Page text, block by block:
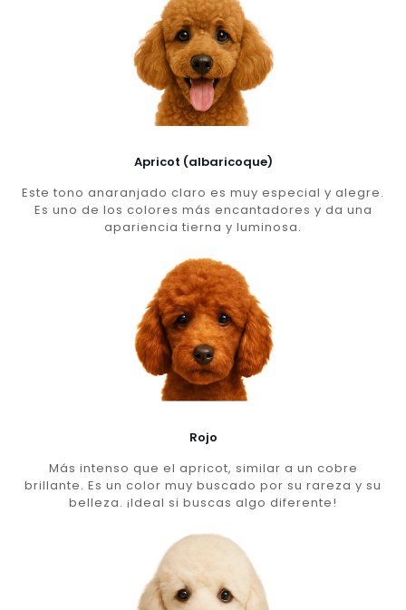
Apricot (albaricoque)
Este tono anaranjado claro es muy especial y alegre.
Es uno de los colores más encantadores y da una
apariencia tierna y luminosa.
Rojo
Más intenso que el apricot, similar a un cobre
brillante. Es un color muy buscado por su rareza y su
belleza. ¡Ideal si buscas algo diferente!